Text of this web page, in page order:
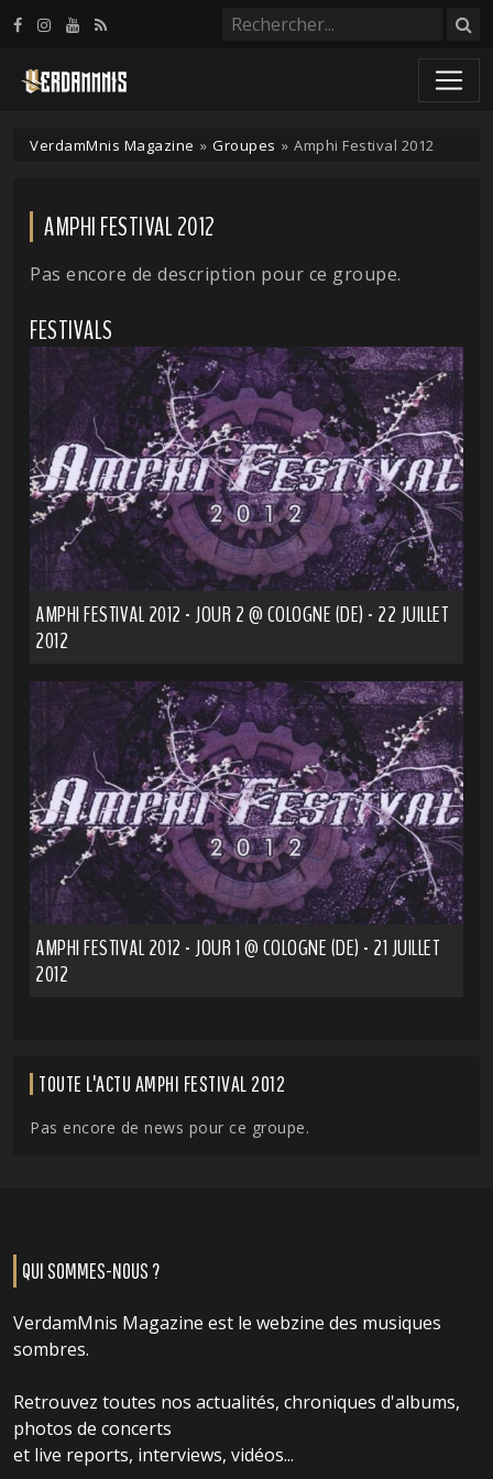
VerdamMnis Magazine » Groupes » Amphi Festival 2012
AMPHI FESTIVAL 2012
Pas encore de description pour ce groupe.
FESTIVALS
AMPHI FESTIVAL 2012 - JOUR 2 @ COLOGNE (DE) - 22 JUILLET
2012
AMPHI FESTIVAL 2012 - JOUR 1 @ COLOGNE (DE) - 21 JUILLET
2012
TOUTE L'ACTU AMPHI FESTIVAL 2012
Pas encore de news pour ce groupe.
QUI SOMMES-NOUS ?
VerdamMnis Magazine est le webzine des musiques
sombres.
Retrouvez toutes nos actualités, chroniques d'albums,
photos de concerts
et live reports, interviews, vidéos...
Panneau de gestion des cookies